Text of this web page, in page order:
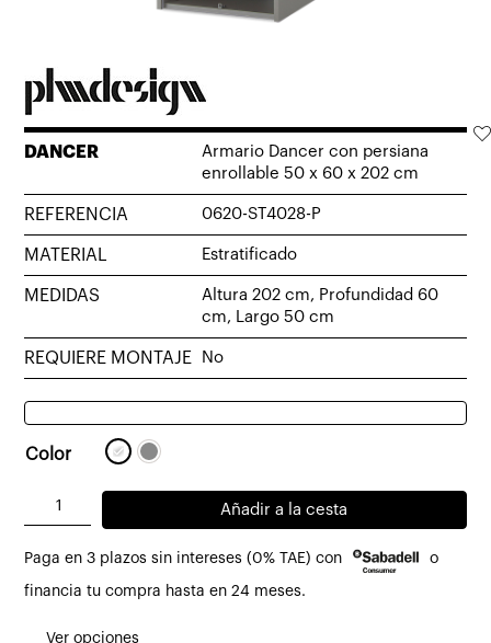
DANCER
Armario Dancer con persiana
enrollable 50 x 60 x 202 cm
REFERENCIA 0620-ST4028-P
MATERIAL Estratificado
MEDIDAS
Altura 202 cm, Profundidad 60
cm, Largo 50 cm
REQUIERE MONTAJE No
Color
Armario
con
persiana
Añadir a la cesta
Paga en 3 plazos sin intereses (0% TAE) con o
financia tu compra hasta en 24 meses.
Ver opciones